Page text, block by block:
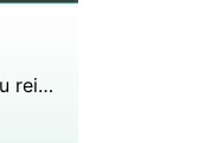
Slik lindrer Ear Pressure når du reiser i høye høyder